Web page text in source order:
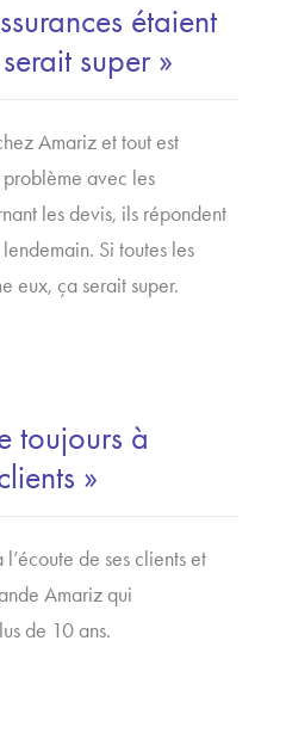
étaient
super »
Amariz et tout est
avec les
les devis, ils répondent
Si toutes les
eux, ça serait super.
toujours à
»
de ses clients et
Amariz qui
de 10 ans.